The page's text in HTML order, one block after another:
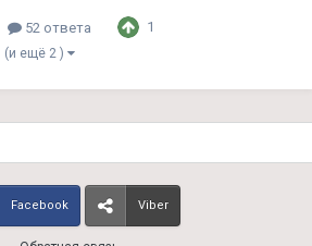
user/atlichnatv?sub_confirmation=1
52 ответа 1
(и ещё 2 )
Facebook Viber